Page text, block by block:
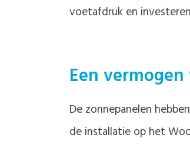
voetafdruk en
Een
De zonnepanelen
de installatie op het